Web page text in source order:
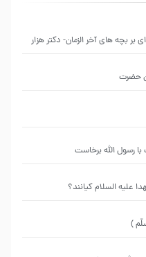
بر بچه های آخر الزمان- دکتر هزار
حضرت
رسول اللّه برخاست
علیه ‌السلام کیانند؟
)